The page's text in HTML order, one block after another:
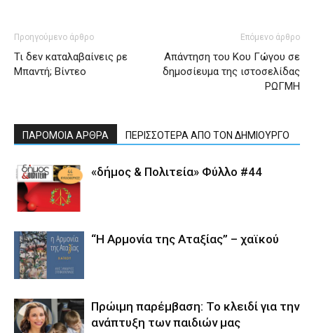
Προηγούμενο άρθρο
Τι δεν καταλαβαίνεις ρε
Μπαντή; Βίντεο
Επόμενο άρθρο
Απάντηση του Κου Γώγου σε
δημοσίευμα της ιστοσελίδας
ΡΩΓΜΗ
ΠΑΡΟΜΟΙΑ ΑΡΘΡΑ ΠΕΡΙΣΣΟΤΕΡΑ ΑΠΟ ΤΟΝ ΔΗΜΙΟΥΡΓΟ
«δήμος & Πολιτεία» Φύλλο #44
“Η Αρμονία της Αταξίας” – χαϊκού
Πρώιμη παρέμβαση: Το κλειδί για την
ανάπτυξη των παιδιών µας